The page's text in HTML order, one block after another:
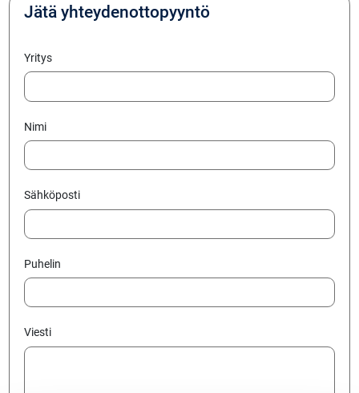
Jätä yhteydenottopyyntö
Yritys
Nimi
Sähköposti
Puhelin
Viesti